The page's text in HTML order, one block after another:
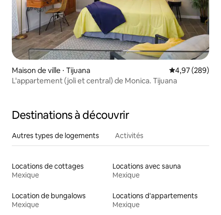
Maison de ville ⋅ Tijuana Évaluation
4,97 (289)
L'appartement (joli et central) de Monica. Tijuana
Destinations à découvrir
Autres types de logements Activités
Locations de cottages
Mexique
Locations avec sauna
Mexique
Location de bungalows
Mexique
Locations d'appartements
Mexique